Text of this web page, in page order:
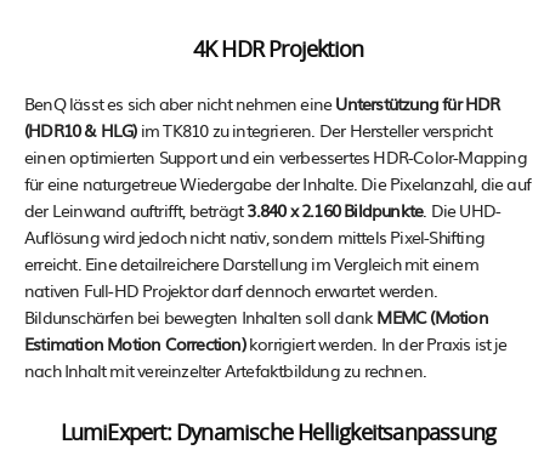
4K HDR Projektion
BenQ lässt es sich aber nicht nehmen eineUnterstützung für HDR
(HDR10 & HLG)im TK810 zu integrieren. Der Hersteller verspricht
einen optimierten Support und ein verbessertes HDR-Color-Mapping
für eine naturgetreue Wiedergabe der Inhalte. Die Pixelanzahl, die auf
der Leinwand auftrifft, beträgt3.840 x 2.160 Bildpunkte. Die UHD-
Auflösung wird jedoch nicht nativ, sondern mittels Pixel-Shifting
erreicht. Eine detailreichere Darstellung im Vergleich mit einem
nativen Full-HD Projektor darf dennoch erwartet werden.
Bildunschärfen bei bewegten Inhalten soll dank MEMC (Motion
Estimation Motion Correction)korrigiert werden. In der Praxis ist je
nach Inhalt mit vereinzelter Artefaktbildung zu rechnen.
LumiExpert: Dynamische Helligkeitsanpassung